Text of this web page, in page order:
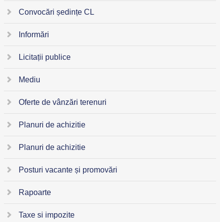
Convocări ședințe CL
Informări
Licitații publice
Mediu
Oferte de vânzări terenuri
Planuri de achizitie
Planuri de achizitie
Posturi vacante și promovări
Rapoarte
Taxe si impozite